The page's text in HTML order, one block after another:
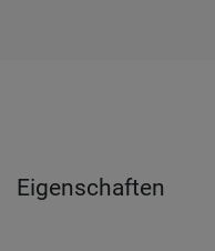
Eigenschaften